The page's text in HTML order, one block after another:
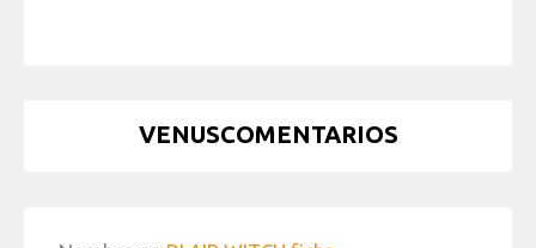
VENUSCOMENTARIOS